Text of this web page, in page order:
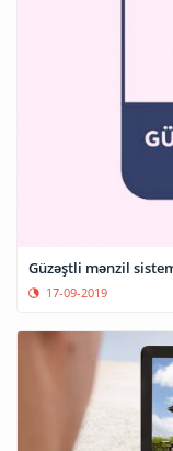
Güzəştli mənzil
17-09-2019